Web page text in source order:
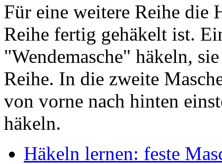
Für eine weitere Reihe die
Reihe fertig gehäkelt ist.
"Wendemasche" häkeln,
Reihe. In die zweite
von vorne nach hinten
häkeln.
Häkeln lernen: feste